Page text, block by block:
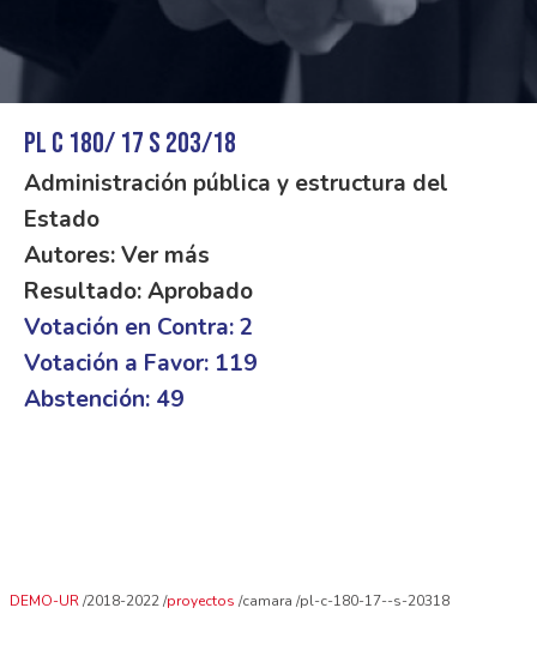
PL C 180/ 17 S 203/18
Administración pública y estructura del
Estado
Autores: Ver más
Resultado: Aprobado
Votación en Contra: 2
Votación a Favor: 119
Abstención: 49
DEMO-UR 2018-2022 proyectos camara pl-c-180-17--s-20318